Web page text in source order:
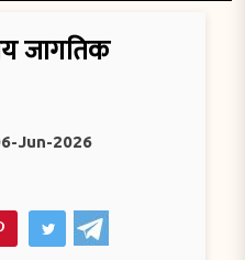
जागतिक
Jun-2026